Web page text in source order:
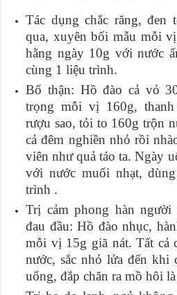
Tác dụng chắc răng, đen
qua, xuyên bối mẫu mỗi
hằng ngày 10g với nước
cùng 1 liệu trình.
Bổ thận: Hồ đào cả vỏ
trọng mỗi vị 160g,
rượu sao, tỏi to 160g trộn
cả đêm nghiền nhỏ rồi
viên như quả táo ta. Ngày
với nước muối nhạt,
trình .
Trị cảm phong hàn
đau đầu: Hồ đào nhục,
mỗi vị 15g giã nát. Tất cả
nước, sắc nhỏ lửa đến khi
uống, đắp chăn ra mồ hôi